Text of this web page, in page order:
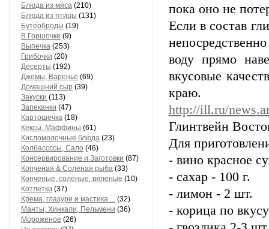
Блюда из мяса (210)
Блюда из птицы (131)
Бутерброды (19)
В Горшочке (9)
Выпечка (253)
Грибочки (20)
Десерты (192)
Джемы, Варенье (69)
Домашний сыр (39)
Закуски (113)
Запеканки (47)
Картошечка (18)
Кексы, Маффины (61)
Кисломолочные блюда (23)
Колбассссы, Сало (46)
Консервирование и Заготовки (87)
Копченая & Соленая рыба (33)
Копченые, соленые, вяленые (10)
Котлетки (37)
Крема, глазури и мастика.... (32)
Манты, Хинкали, Пельмени (36)
Мороженое (26)
пока оно не
Если в состав
воду прямо
вкусовые
краю.
http://ill.ru/
Глинтвейн
Для
- вино красное
- сахар - 100 г.
- лимон - 2 шт.
- корица по вкусу